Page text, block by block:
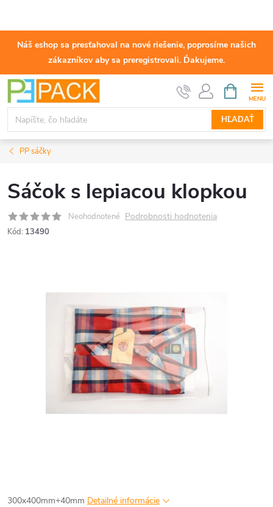
Náš eshop sa presťahoval na nové riešenie, poprosíme našich
zákazníkov aby sa preregistrovali. Ďakujeme.
Prejsť
obsah
HĽADAŤ
KOŠÍK
PP sáčky
Sáčok s lepiacou klopkou
Neohodnotené Podrobnosti hodnotenia
Kód: 13490
300x400mm+40mm Detailné informácie